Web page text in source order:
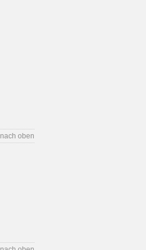
nach oben